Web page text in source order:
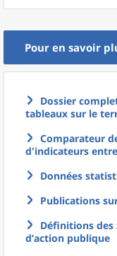
Pour en savoir
Dossier
tableaux sur le
Comparateur
d'indicateurs
Données
Publications
Définitions des
d’action publique